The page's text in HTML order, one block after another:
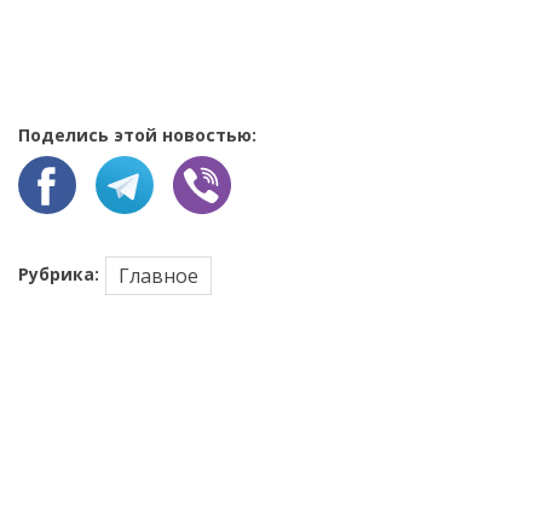
Поделись этой новостью:
Рубрика: Главное